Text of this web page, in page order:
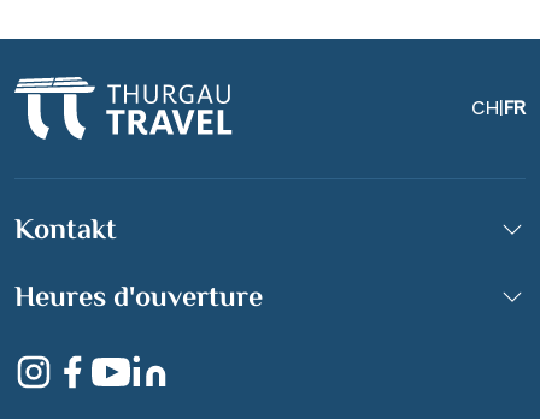
Gutenberg-Museum, Mainz
CH|FR
Kontakt
Heures d'ouverture